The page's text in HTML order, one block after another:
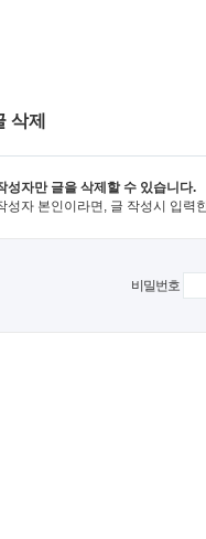
삭제
성자만 글을 삭제할 수 있습니다.
성자 본인이라면, 글 작성시 입력
비밀번호